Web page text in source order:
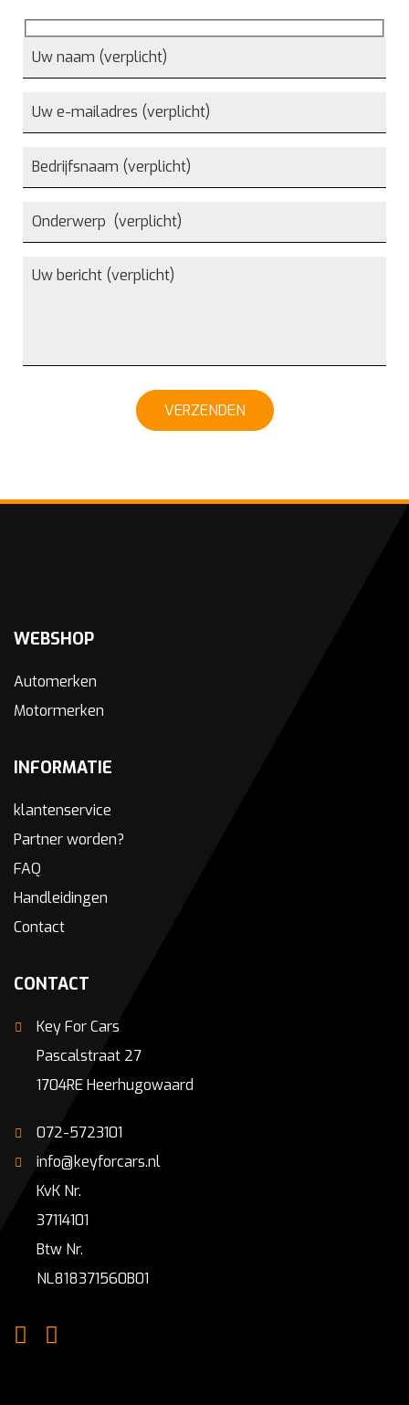
VERZENDEN
WEBSHOP
Automerken
Motormerken
INFORMATIE
klantenservice
Partner worden?
FAQ
Handleidingen
Contact
CONTACT
Key For Cars
Pascalstraat 27
1704RE Heerhugowaard
072-5723101
info@keyforcars.nl
KvK Nr.
37114101
Btw Nr.
NL818371560B01